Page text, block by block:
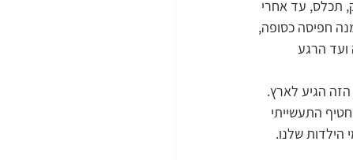
תכלס, עד אחרי
חפיסה כסופה,
ועד הרגע
הגיע לארץ.
התעשייתי
הילדות שלנו.